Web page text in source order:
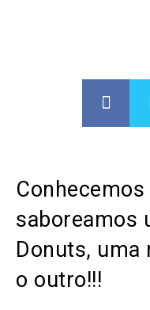
saboreamos
Donuts, uma
o outro!!!